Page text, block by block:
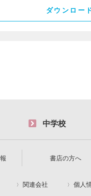
ダウンロー
中学校
書店の方へ
関連会社 個人